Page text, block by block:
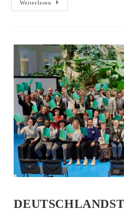
Weiterlesen